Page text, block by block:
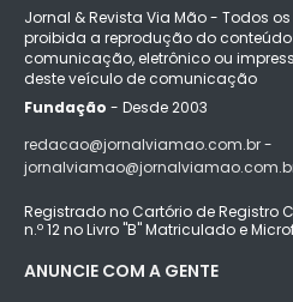
Jornal & Revista Via Mão - Todos
proibida a reprodução do
comunicação, eletrônico ou
deste veículo de comunicação
Fundação - Desde 2003
redacao@jornalviamao.com.br -
Registrado no Cartório de Registro
n.º 12 no Livro "B" Matriculado e
ANUNCIE COM A GENTE